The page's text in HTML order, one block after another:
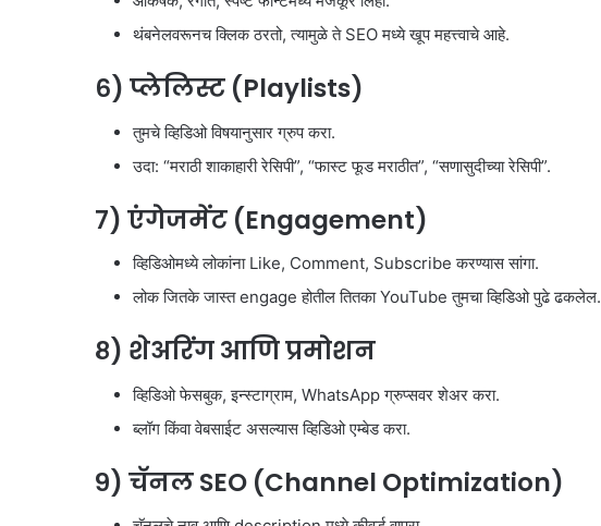
थंबनेलवरूनच क्लिक ठरतो, त्यामुळे ते SEO मध्ये खूप महत्त्वाचे आहे.
६) प्लेलिस्ट (Playlists)
तुमचे व्हिडिओ विषयानुसार ग्रुप करा.
उदा: “मराठी शाकाहारी रेसिपी”, “फास्ट फूड मराठीत”, “सणासुदीच्या रेसिपी”.
७) एंगेजमेंट (Engagement)
व्हिडिओमध्ये लोकांना Like, Comment, Subscribe करण्यास सांगा.
लोक जितके जास्त engage होतील तितका YouTube तुमचा व्हिडिओ पुढे ढकलेल.
८) शेअरिंग आणि प्रमोशन
व्हिडिओ फेसबुक, इन्स्टाग्राम, WhatsApp ग्रुप्सवर शेअर करा.
ब्लॉग किंवा वेबसाईट असल्यास व्हिडिओ एम्बेड करा.
९) चॅनल SEO (Channel Optimization)